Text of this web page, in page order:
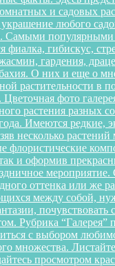
и садовых
любого
Самыми
фиалка, гибискус,
гардения,
О них и еще о
растительности в
Цветочная фото
растения разных
Имеются редкие,
несколько растений
флористические
и оформив
мероприятие.
оттенка или же
между собой,
почувствовать
Рубрика “Галерея”
с выбором
множества.
просмотром